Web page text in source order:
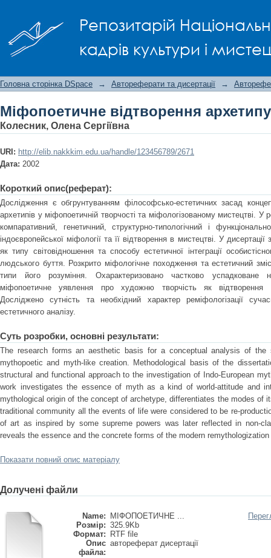
Репозитарій
кадрів культури і
Головна сторінка DSpace → Автореферати та дисертації →
Міфопоетичне відтворення архетипу
Колесник, Олена Сергіївна
URI: http://elib.nakkkim.edu.ua/handle/123456789/2671
Дата: 2002
Короткий опис(реферат):
Дослідження є обгрунтуванням філософсько-естетичних засад
архетипів у міфопоетичній творчості та міфологізованому мистецтві. У
компаративний, генетичний, структурно-типологічний і
індоєвропейської міфології та її відтворення в мистецтві. У
як типу світовідношення та способу естетичної інтеграції
людського буття. Розкрито міфологічне походження та естетичний
типи його розуміння. Охарактеризовано частково успадковане
міфопоетичне уявлення про художню творчість як відтворення
Досліджено сутність та необхідний характер реміфологізації
естетичного аналізу.
Суть розробки, основні результати:
The research forms an aesthetic basis for a conceptual analysis of the
mythopoetic and myth-like creation. Methodological basis of the
structural and functional approach to the investigation of Indo-European
work investigates the essence of myth as a kind of world-attitude and
mythological origin of the concept of archetype, differentiates the modes of
traditional community all the events of life were considered to be re-
of art as inspired by some supreme powers was later reflected in non-
reveals the essence and the concrete forms of the modern
Показати повний опис матеріалу
Долучені файли
Name:
МІФОПОЕТИЧНЕ ...
Розмір: 325.9Kb
Формат:
RTF file
Опис
файла:
автореферат дисертації